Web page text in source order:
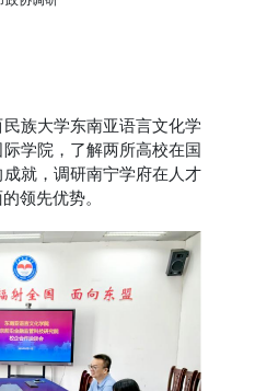
族大学东南亚语言文化学
学院，了解两所高校在国
就，调研南宁学府在人才
领先优势。